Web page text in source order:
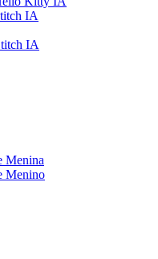
IA
IA
Menina
Menino